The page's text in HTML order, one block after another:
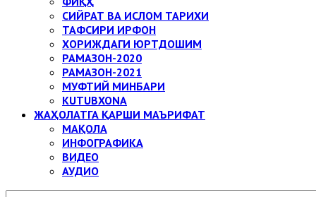
СИЙРАТ ВА ИСЛОМ ТАРИХИ
ТАФСИРИ ИРФОН
ХОРИЖДАГИ ЮРТДОШИМ
РАМАЗОН-2020
РАМАЗОН-2021
МУФТИЙ МИНБАРИ
KUTUBXONA
ЖАҲОЛАТГА ҚАРШИ МАЪРИФАТ
МАҚОЛА
ИНФОГРАФИКА
ВИДЕО
АУДИО